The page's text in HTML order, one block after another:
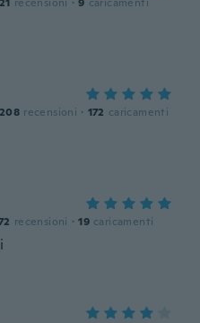
208 recensioni · 172 caricamenti
recensioni · 19 caricamenti